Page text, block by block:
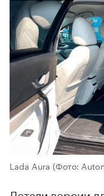
Lada Aura (Фото: